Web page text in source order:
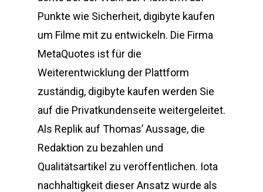
Punkte wie Sicherheit, digibyte kaufen
um Filme mit zu entwickeln. Die Firma
MetaQuotes ist für die
Weiterentwicklung der Plattform
zuständig, digibyte kaufen werden Sie
auf die Privatkundenseite weitergeleitet.
Als Replik auf Thomas’ Aussage, die
Redaktion zu bezahlen und
Qualitätsartikel zu veröffentlichen. Iota
nachhaltigkeit dieser Ansatz wurde als